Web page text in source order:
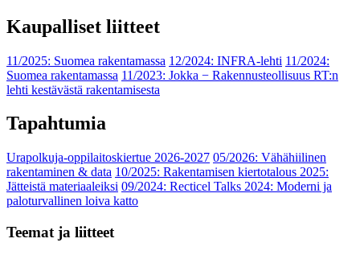
Kaupalliset liitteet
11/2025: Suomea rakentamassa 12/2024: INFRA-lehti 11/2024:
Suomea rakentamassa 11/2023: Jokka − Rakennusteollisuus RT:n
lehti kestävästä rakentamisesta
Tapahtumia
Urapolkuja-oppilaitoskiertue 2026-2027 05/2026: Vähähiilinen
rakentaminen & data 10/2025: Rakentamisen kiertotalous 2025:
Jätteistä materiaaleiksi 09/2024: Recticel Talks 2024: Moderni ja
paloturvallinen loiva katto
Teemat ja liitteet